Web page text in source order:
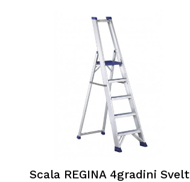
Scala REGINA 4gradini Svelt